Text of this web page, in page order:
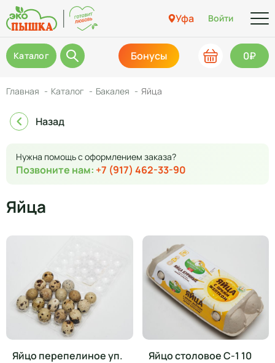
Уфа Войти
Каталог Бонусы 0₽
Главная Каталог Бакалея Яйца
Назад
Нужна помощь с оформлением заказа?
Позвоните нам: +7 (917) 462-33-90
Яйца
Яйцо перепелиное уп.
Яйцо столовое С-1 10